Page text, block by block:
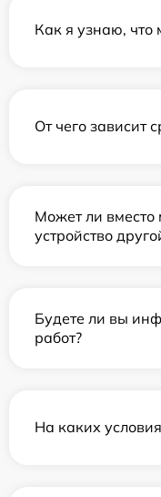
Как я узнаю, что
От чего зависит
Может ли вместо
устройство
Будете ли вы
работ?
На каких